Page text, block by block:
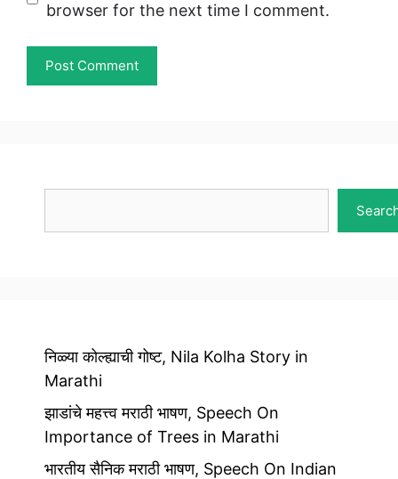
browser for the next time I comment.
निळ्या कोल्ह्याची गोष्ट, Nila Kolha Story in
Marathi
झाडांचे महत्त्व मराठी भाषण, Speech On
Importance of Trees in Marathi
भारतीय सैनिक मराठी भाषण, Speech On Indian